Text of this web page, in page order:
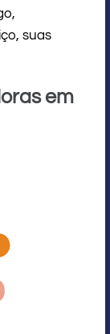
suas
em